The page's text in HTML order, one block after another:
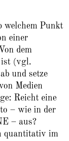
welchem Punkt
einer
dem
ist (vgl.
und setze
Medien
Reicht eine
– wie in der
– aus?
quantitativ im